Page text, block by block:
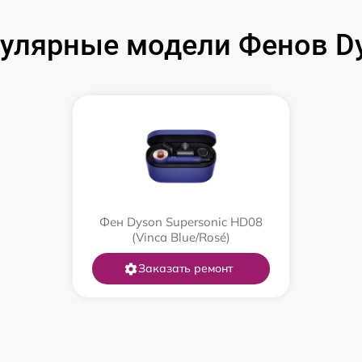
модели Фенов
Фен Dyson Supersonic HD08
(Vinca Blue/Rosé)
Заказать ремонт